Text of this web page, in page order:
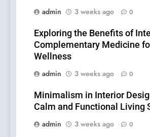
admin
3 weeks ago 0
Exploring the Benefits of
Complementary Medicine
Wellness
admin
3 weeks ago 0
Minimalism in Interior
Calm and Functional Living
admin
3 weeks ago 0